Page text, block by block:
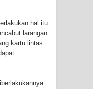
Laporan
Bonsapia
hal itu
larangan
kartu lintas